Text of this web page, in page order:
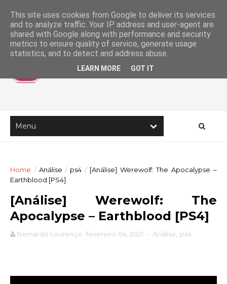
Home / Análise / ps4 / [Análise] Werewolf: The Apocalypse –
Earthblood [PS4]
[Análise] Werewolf: The
Apocalypse – Earthblood [PS4]
Bernardo Lourenço fevereiro 04, 2021 - Análise ps4
This site uses cookies from Google to deliver its services
and to analyze traffic. Your IP address and user-agent are
shared with Google along with performance and security
metrics to ensure quality of service, generate usage
statistics, and to detect and address abuse.
LEARN MORE GOT IT